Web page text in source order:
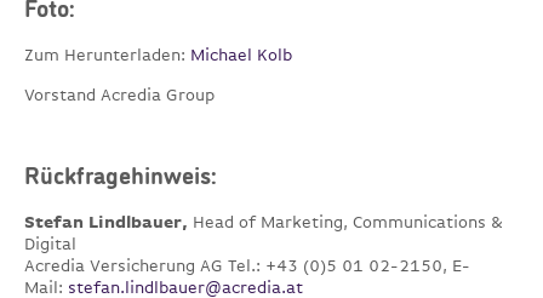
Foto:
Zum Herunterladen: Michael Kolb
Vorstand Acredia Group
Rückfragehinweis:
Stefan Lindlbauer, Head of Marketing, Communications &
Digital
Acredia Versicherung AG Tel.: +43 (0)5 01 02-2150, E-
Mail: stefan.lindlbauer@acredia.at